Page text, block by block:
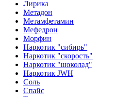
Лирика
Метадон
Метамфетамин
Мефедрон
Морфин
Наркотик "сибирь"
Наркотик "скорость"
Наркотик "шоколад"
Наркотик JWH
Соль
Спайс